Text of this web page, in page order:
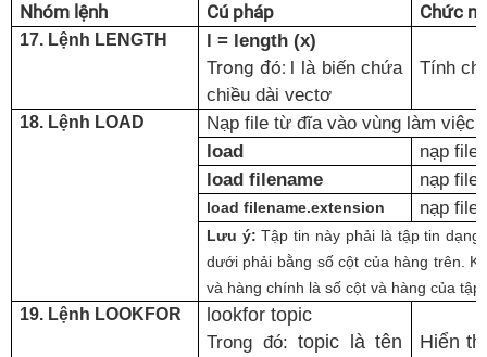
Nhóm lệnh Cú pháp Chức
17. Lệnh LENGTH
l = length (x)
Trong đó: l là biến chứa
chiều dài vectơ
Tính
18. Lệnh LOAD
Nạp file từ đĩa vào vùng làm việc
load
nạp file
load filename
nạp file
load filename.extension nạp file
Lưu ý:Tập tin này phải là tập tin
dưới phải bằng số cột của hàng trên.
và hàng chính là số cột và hàng của tập
19. Lệnh LOOKFOR
lookfor topic
Trong đó:topic là tên
Hiển